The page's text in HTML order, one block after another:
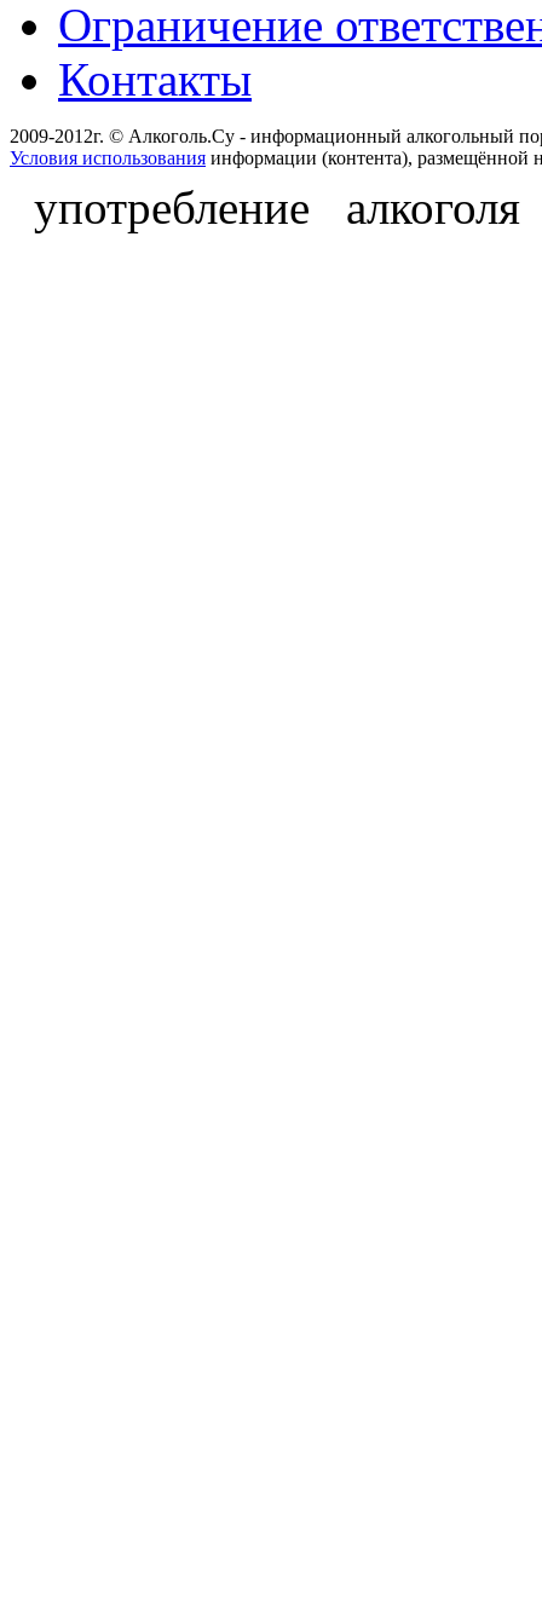
Ограничение
Контакты
2009-2012г. © Алкоголь.Су - информационный алкогольный
Условия использования информации (контента), размещённой
употребление